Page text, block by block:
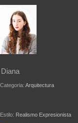
Diana
Categoria: Arquitectura
Estilo: Realismo Expresionista